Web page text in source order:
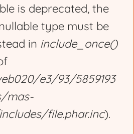
is deprecated, the
type must be
in include_once()
e3/93/5859193
mas-
file.phar.inc).